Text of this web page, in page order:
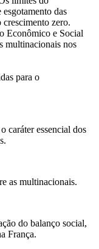
das
crescimento zero.
Econômico e Social
multinacionais nos
para o
caráter essencial dos
as multinacionais.
do balanço social,
França.